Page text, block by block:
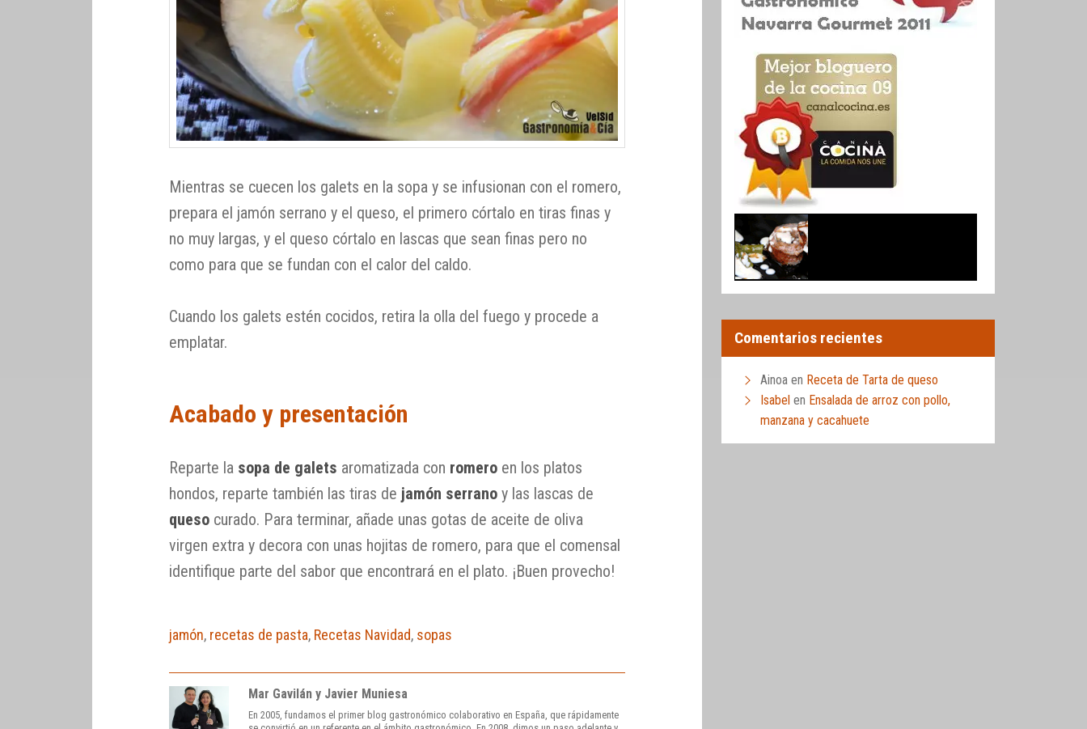
Mientras se cuecen los galets en la sopa y se infusionan con el romero,
prepara el jamón serrano y el queso, el primero córtalo en tiras finas y
no muy largas, y el queso córtalo en lascas que sean finas pero no
como para que se fundan con el calor del caldo.
Cuando los galets estén cocidos, retira la olla del fuego y procede a
emplatar.
Acabado y presentación
Reparte la sopa de galets aromatizada con romero en los platos
hondos, reparte también las tiras de jamón serrano y las lascas de
queso curado. Para terminar, añade unas gotas de aceite de oliva
virgen extra y decora con unas hojitas de romero, para que el comensal
identifique parte del sabor que encontrará en el plato. ¡Buen provecho!
jamón, recetas de pasta, Recetas Navidad, sopas
Mar Gavilán y Javier Muniesa
En 2005, fundamos el primer blog gastronómico colaborativo en España, que rápidamente
Comentarios recientes
Ainoa en Receta de Tarta de queso
Isabel en Ensalada de arroz con pollo,
manzana y cacahuete